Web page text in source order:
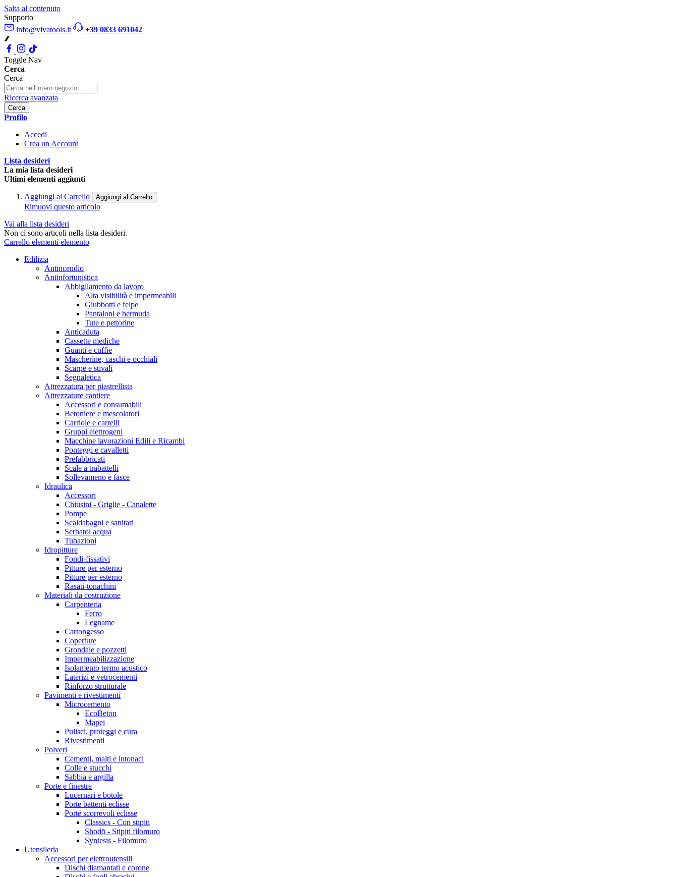
Salta al contenuto
Supporto
info@vivatools.it
+39 0833 691042
Toggle Nav
Cerca
Cerca
Ricerca avanzata
Cerca
Profilo
Accedi
Crea un Account
Lista desideri
La mia lista desideri
Ultimi elementi aggiunti
Aggiungi al Carrello Aggiungi al Carrello
Rimuovi questo articolo
Vai alla lista desideri
Non ci sono articoli nella lista desideri.
Carrello elementi elemento
Edilizia
Antincendio
Antinfortunistica
Abbigliamento da lavoro
Alta visibilità e impermeabili
Giubbotti e felpe
Pantaloni e bermuda
Tute e pettorine
Anticaduta
Cassette mediche
Guanti e cuffie
Mascherine, caschi e occhiali
Scarpe e stivali
Segnaletica
Attrezzatura per piastrellista
Attrezzature cantiere
Accessori e consumabili
Betoniere e mescolatori
Carriole e carrelli
Gruppi elettrogeni
Macchine lavorazioni Edili e Ricambi
Ponteggi e cavalletti
Prefabbricati
Scale a trabattelli
Sollevameno e fasce
Idraulica
Accessori
Chiusini - Griglie - Canalette
Pompe
Scaldabagni e sanitari
Serbatoi acqua
Tubazioni
Idropitture
Fondi-fissativi
Pitture per esterno
Pitture per esterno
Rasati-tonachini
Materiali da costruzione
Carpenteria
Ferro
Legname
Cartongesso
Coperture
Grondaie e pozzetti
Impermeabilizzazione
Isolamento termo acustico
Laterizi e vetrocementi
Rinforzo strutturale
Pavimenti e rivestimenti
Microcemento
EcoBeton
Mapei
Pulisci, proteggi e cura
Rivestimenti
Polveri
Cementi, malti e intonaci
Colle e stucchi
Sabbia e argilla
Porte e finestre
Lucernari e botole
Porte battenti eclisse
Porte scorrevoli eclisse
Classics - Con stipiti
Shodō - Stipiti filomuro
Syntesis - Filomuro
Utensileria
Accessori per elettroutensili
Dischi diamantati e corone